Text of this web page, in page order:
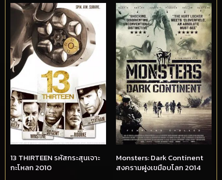
13 THIRTEEN รหัสกระสุนเจาะ
กะโหลก 2010
Monsters: Dark Continent
สงครามฝูงเขมือบโลก 2014